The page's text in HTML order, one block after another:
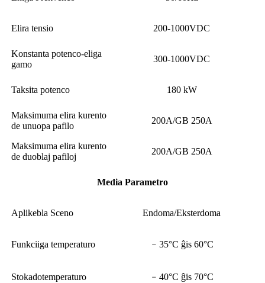
Elira tensio 200-1000VDC
Konstanta potenco-eliga
gamo
300-1000VDC
Taksita potenco 180 kW
Maksimuma elira kurento
de unuopa pafilo
200A/GB 250A
Maksimuma elira kurento
de duoblaj pafiloj
200A/GB 250A
Media Parametro
Aplikebla Sceno Endoma/Eksterdoma
Funkciiga temperaturo ﹣35°C ĝis 60°C
Stokadotemperaturo ﹣40°C ĝis 70°C